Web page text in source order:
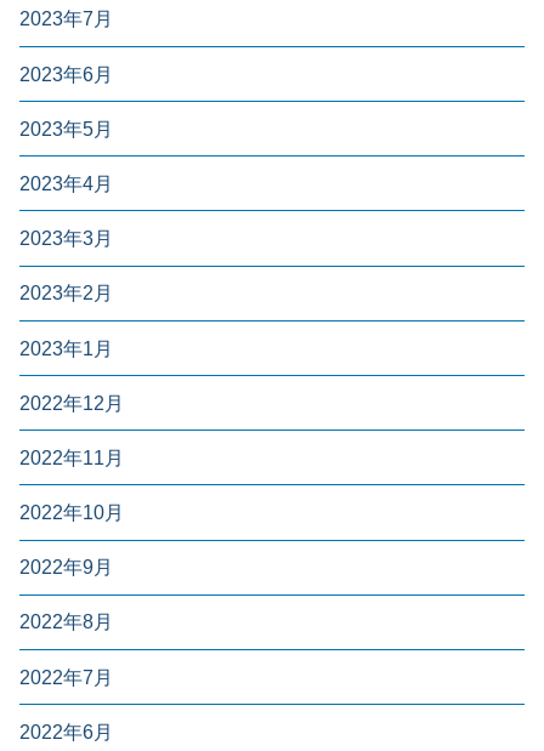
2023年7月
2023年6月
2023年5月
2023年4月
2023年3月
2023年2月
2023年1月
2022年12月
2022年11月
2022年10月
2022年9月
2022年8月
2022年7月
2022年6月